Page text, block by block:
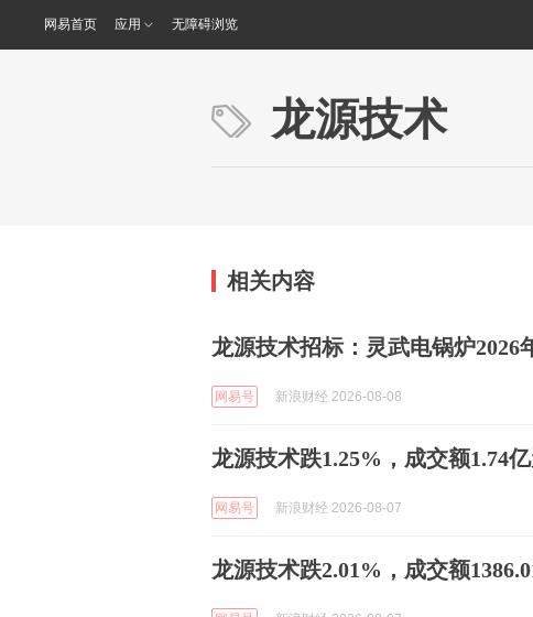
网易首页 应用 无障碍浏览
龙源技术
相关内容
龙源技术招标：灵武电锅炉2026
网易号 新浪财经 2026-08-08
龙源技术跌1.25%，成交额1.74
网易号 新浪财经 2026-08-07
龙源技术跌2.01%，成交额